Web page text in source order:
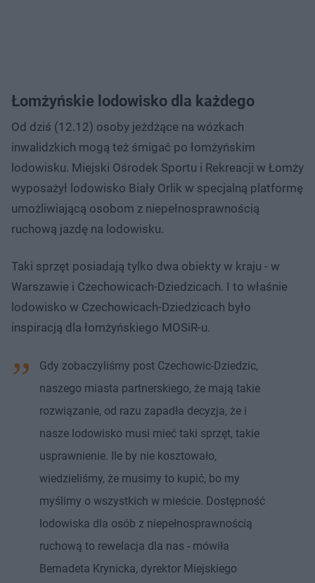
Łomżyńskie lodowisko dla każdego
Od dziś (12.12) osoby jeżdżące na wózkach
inwalidzkich mogą też śmigać po łomżyńskim
lodowisku. Miejski Ośrodek Sportu i Rekreacji w Łomży
wyposażył lodowisko Biały Orlik w specjalną platformę
umożliwiającą osobom z niepełnosprawnością
ruchową jazdę na lodowisku.
Taki sprzęt posiadają tylko dwa obiekty w kraju - w
Warszawie i Czechowicach-Dziedzicach. I to właśnie
lodowisko w Czechowicach-Dziedzicach było
inspiracją dla łomżyńskiego MOSiR-u.
Gdy zobaczyliśmy post Czechowic-Dziedzic,
naszego miasta partnerskiego, że mają takie
rozwiązanie, od razu zapadła decyzja, że i
nasze lodowisko musi mieć taki sprzęt, takie
usprawnienie. Ile by nie kosztowało,
wiedzieliśmy, że musimy to kupić, bo my
myślimy o wszystkich w mieście. Dostępność
lodowiska dla osób z niepełnosprawnością
ruchową to rewelacja dla nas - mówiła
Bernadeta Krynicka, dyrektor Miejskiego